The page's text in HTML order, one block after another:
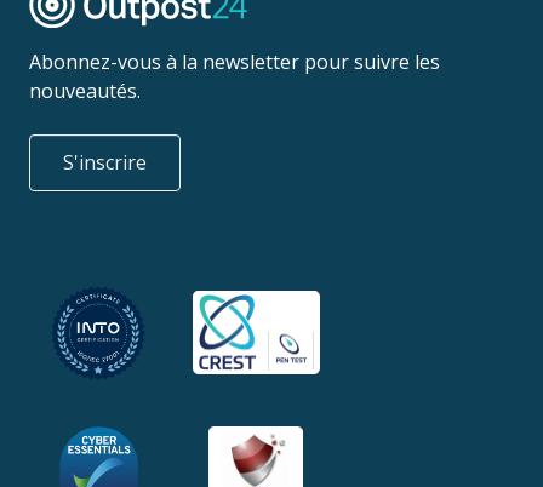
Abonnez-vous à la newsletter pour suivre les
nouveautés.
S'inscrire